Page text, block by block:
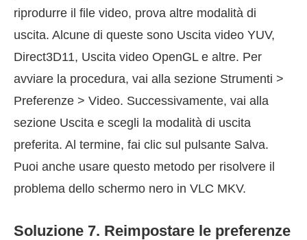
riprodurre il file video, prova altre modalità di
uscita. Alcune di queste sono Uscita video YUV,
Direct3D11, Uscita video OpenGL e altre. Per
avviare la procedura, vai alla sezione Strumenti >
Preferenze > Video. Successivamente, vai alla
sezione Uscita e scegli la modalità di uscita
preferita. Al termine, fai clic sul pulsante Salva.
Puoi anche usare questo metodo per risolvere il
problema dello schermo nero in VLC MKV.
Soluzione 7. Reimpostare le preferenze